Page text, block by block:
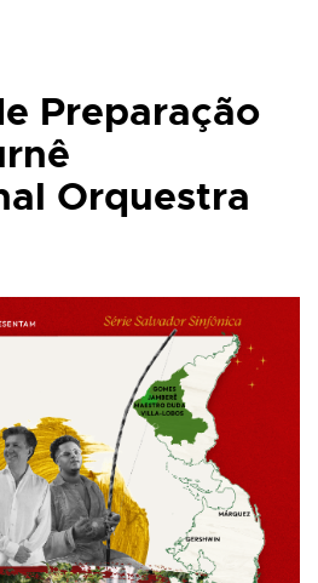
Preparação
Orquestra